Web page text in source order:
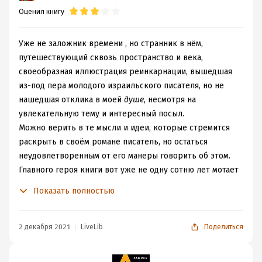
мире мы ищем не пророков и пророчества, а утешения
литературу я практически не читала, с автором тоже
встречаюсь впервые. Неплохо, но слышала о книге
столько, что подспудно ждала чего-то большего.
Впрочем, читается легко, увлекательно. Если
интересуетесь репрезентацией женских судеб, то
познакомиться можно.
Оценил книгу
Уже не заложник времени , но странник в нём,
путешествующий сквозь пространство и века,
своеобразная иллюстрация реинкарнации, вышедшая
из-под пера молодого израильского писателя, но не
нашедшая отклика в моей душе, несмотря на
увлекательную тему и интересный посыл.
Можно верить в те мысли и идеи, которые стремится
раскрыть в своём романе писатель, но остаться
неудовлетворенным от его манеры говорить об этом.
Главного героя книги вот уже не одну сотню лет мотает
кармы. Но это не точно!
хуже, хотя порой думаешь, что хуже уже просто
Показать полностью
2 декабря 2021 LiveLib Поделиться